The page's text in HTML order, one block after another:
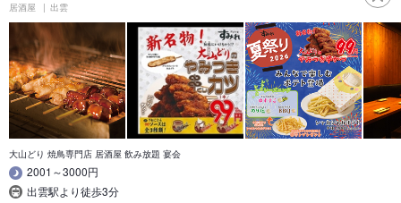
居酒屋 出雲
大山どり 焼鳥専門店 居酒屋 飲み放題 宴会
2001～3000円
出雲駅より徒歩3分